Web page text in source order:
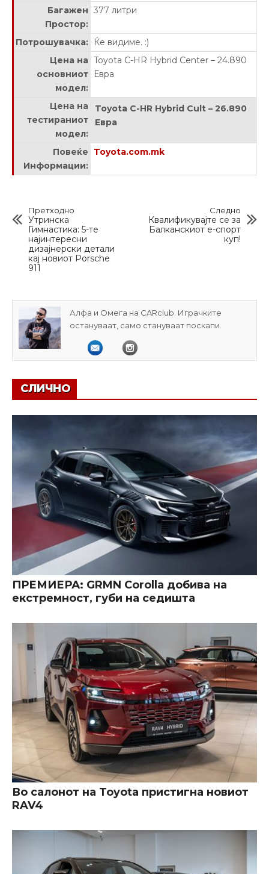
Багажен
Простор:
377 литри
Потрошувачка:
Ќе видиме. :)
Цена на
основниот
модел:
Toyota C-HR Hybrid Center – 24.890
Евра
Цена на
тестираниот
модел:
Toyota C-HR Hybrid Cult – 26.890
Евра
Повеќе
Информации:
Toyota.com.mk
Претходно
Утринска
Гимнастика: 5-те
најинтересни
дизајнерски детали
кај новиот Porsche
911
Следно
Квалификувајте се за
Балканскиот е-спорт
куп!
Алфа и Омега на CARclub. Играчките
остануваат, само стануваат поскапи.
СЛИЧНО
ПРЕМИЕРА: GRMN Corolla добива на
екстремност, губи на седишта
Во салонот на Toyota пристигна новиот
RAV4